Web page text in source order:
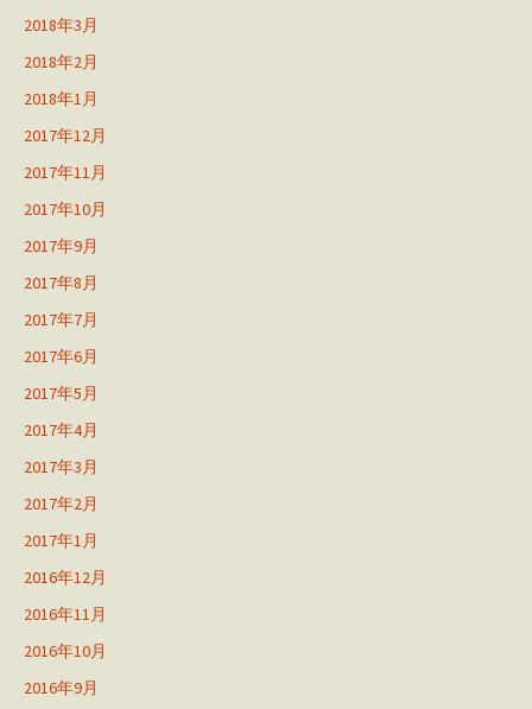
2018年3月
2018年2月
2018年1月
2017年12月
2017年11月
2017年10月
2017年9月
2017年8月
2017年7月
2017年6月
2017年5月
2017年4月
2017年3月
2017年2月
2017年1月
2016年12月
2016年11月
2016年10月
2016年9月